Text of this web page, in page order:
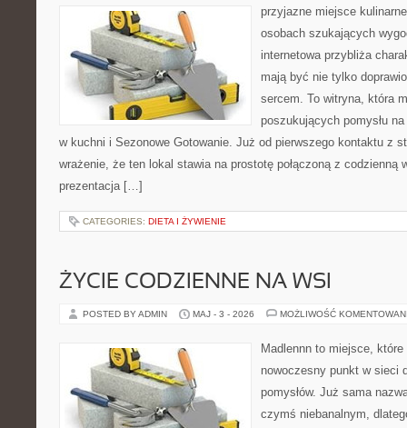
przyjazne miejsce
osobach szukających
internetowa przybliża
mają być nie tylko
sercem. To witryna, która
poszukujących pomysłu
w kuchni i Sezonowe Gotowanie. Już od pierwszego kontaktu z
wrażenie, że ten lokal stawia na prostotę połączoną z codzienną
prezentacja […]
CATEGORIES: DIETA I ŻYWIENIE
ŻYCIE CODZIENNE NA WSI
POSTED BY ADMIN MAJ - 3 - 2026 MOŻLIWOŚĆ
Madlennn to miejsce,
nowoczesny punkt w sieci
pomysłów. Już sama
czymś niebanalnym,